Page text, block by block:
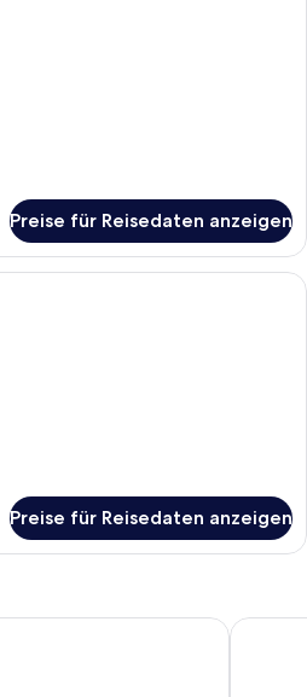
Preise für Reisedaten anzeigen
Ein Hotelzimmer mit einer
Preise für Reisedaten anzeigen
Garner